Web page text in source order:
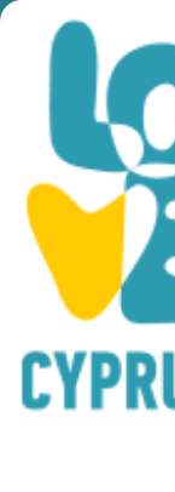
You are here: Home
7 ΛΙΝΟΙ